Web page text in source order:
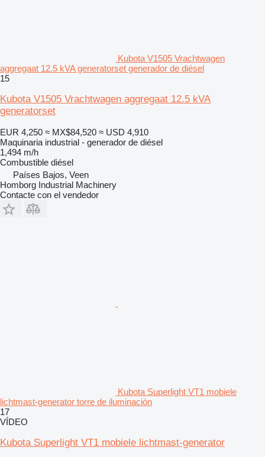
Kubota V1505 Vrachtwagen
aggregaat 12.5 kVA generatorset generador de diésel
15
Kubota V1505 Vrachtwagen aggregaat 12.5 kVA
generatorset
EUR 4,250 ≈ MX$84,520 ≈ USD 4,910
Maquinaria industrial - generador de diésel
1,494 m/h
Combustible diésel
Países Bajos, Veen
Homborg Industrial Machinery
Contacte con el vendedor
Kubota Superlight VT1 mobiele
lichtmast-generator torre de iluminación
17
VÍDEO
Kubota Superlight VT1 mobiele lichtmast-generator